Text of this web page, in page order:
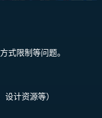
式限制等问题。
设计资源等）